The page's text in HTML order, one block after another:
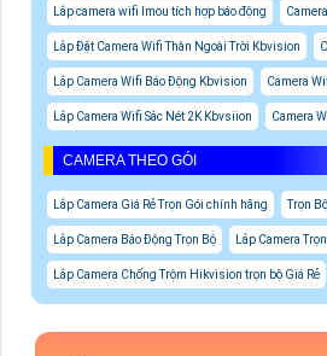
Lắp camera wifi Imou tích hợp báo động
Lắp Đặt Camera Wifi Thân Ngoài Trời Kbvision
Lắp Camera Wifi Báo Động Kbvision Camera
Lắp Camera Wifi Sắc Nét 2K Kbvsiion Camera
CAMERA THEO GÓI
Lắp Camera Giá Rẻ Trọn Gói chính hãng Trọn
Lắp Camera Báo Động Trọn Bộ Lắp Camera
Lắp Camera Chống Trộm Hikvision trọn bộ Giá Rẻ